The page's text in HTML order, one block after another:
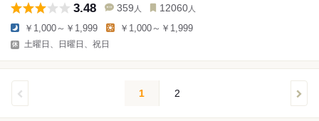
3.48 359 人 12060 人
￥1,000～￥1,999 ￥1,000～￥1,999
土曜日、日曜日、祝日
1 2